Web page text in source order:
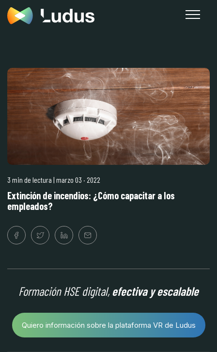
3 min de lectura | marzo 03 · 2022
Extinción de incendios: ¿Cómo capacitar a los
empleados?
Formación HSE digital,efectiva y escalable
Quiero información sobre la plataforma VR de Ludus